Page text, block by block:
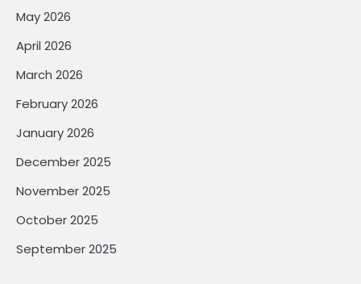
May 2026
April 2026
March 2026
February 2026
January 2026
December 2025
November 2025
October 2025
September 2025